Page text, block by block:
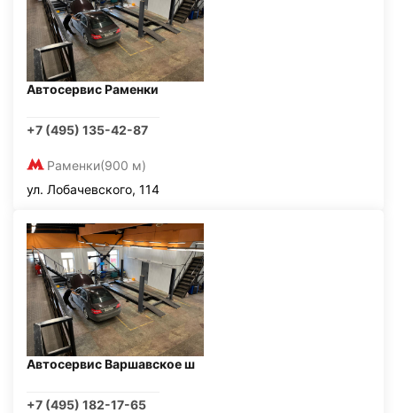
Автосервис Раменки
+7 (495) 135-42-87
Раменки(900 м)
ул. Лобачевского, 114
Автосервис Варшавское ш
+7 (495) 182-17-65